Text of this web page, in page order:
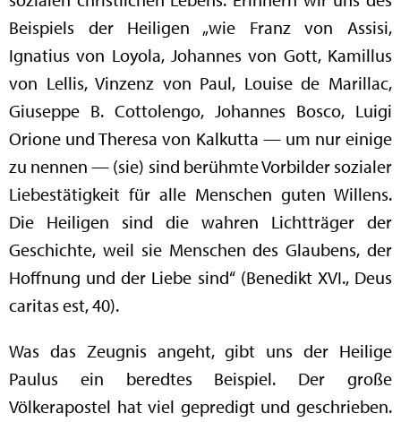
Beispiels der Heiligen „wie Franz von Assisi,
Ignatius von Loyola, Johannes von Gott, Kamillus
von Lellis, Vinzenz von Paul, Louise de Marillac,
Giuseppe B. Cottolengo, Johannes Bosco, Luigi
Orione und Theresa von Kalkutta — um nur einige
zu nennen — (sie) sind berühmte Vorbilder sozialer
Liebestätigkeit für alle Menschen guten Willens.
Die Heiligen sind die wahren Lichtträger der
Geschichte, weil sie Menschen des Glaubens, der
Hoffnung und der Liebe sind“ (Benedikt XVI., Deus
caritas est, 40).
Was das Zeugnis angeht, gibt uns der Heilige
Paulus ein beredtes Beispiel. Der große
Völkerapostel hat viel gepredigt und geschrieben.